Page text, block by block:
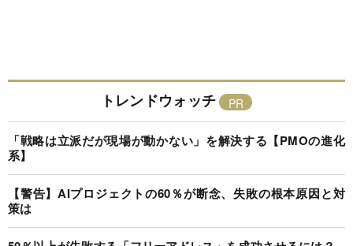
トレンドウォッチ
「戦略は立派だが現場が動かない」を解決する【PMOの進化
系】
【警告】AIプロジェクトの60％が断念、失敗の根本原因と対
策は